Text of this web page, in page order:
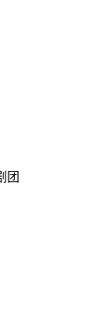
团